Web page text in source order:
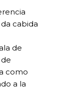
cabida
de
como
a la